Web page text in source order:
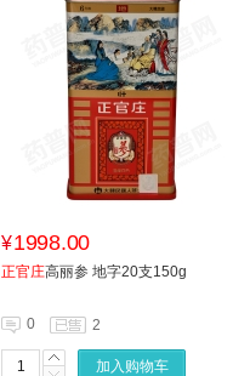
¥1998.00
正官庄高丽参 地字20支150g
0 2
加入购物车